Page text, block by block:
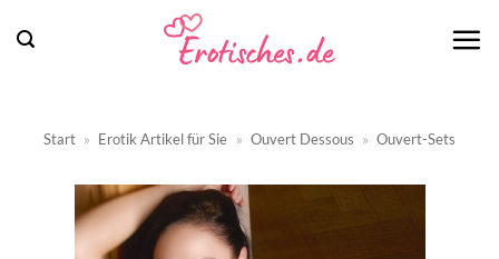
Inhalt
Start » Erotik Artikel für Sie » Ouvert Dessous » Ouvert-Sets